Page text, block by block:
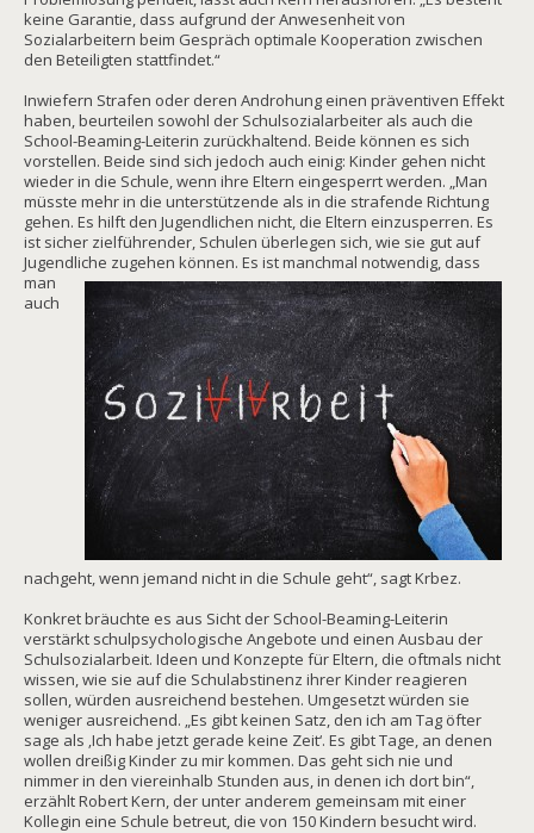
keine Garantie, dass aufgrund der Anwesenheit von
Sozialarbeitern beim Gespräch optimale Kooperation zwischen
den Beteiligten stattfindet.“
Inwiefern Strafen oder deren Androhung einen präventiven Effekt
haben, beurteilen sowohl der Schulsozialarbeiter als auch die
School-Beaming-Leiterin zurückhaltend. Beide können es sich
vorstellen. Beide sind sich jedoch auch einig: Kinder gehen nicht
wieder in die Schule, wenn ihre Eltern eingesperrt werden. „Man
müsste mehr in die unterstützende als in die strafende Richtung
gehen. Es hilft den Jugendlichen nicht, die Eltern einzusperren. Es
ist sicher zielführender, Schulen überlegen sich, wie sie gut auf
Jugendliche zugehen können. Es ist manchmal notwendig, dass
man
auch
nachgeht, wenn jemand nicht in die Schule geht“, sagt Krbez.
Konkret bräuchte es aus Sicht der School-Beaming-Leiterin
verstärkt schulpsychologische Angebote und einen Ausbau der
Schulsozialarbeit. Ideen und Konzepte für Eltern, die oftmals nicht
wissen, wie sie auf die Schulabstinenz ihrer Kinder reagieren
sollen, würden ausreichend bestehen. Umgesetzt würden sie
weniger ausreichend. „Es gibt keinen Satz, den ich am Tag öfter
sage als ‚Ich habe jetzt gerade keine Zeit‘. Es gibt Tage, an denen
wollen dreißig Kinder zu mir kommen. Das geht sich nie und
nimmer in den viereinhalb Stunden aus, in denen ich dort bin“,
erzählt Robert Kern, der unter anderem gemeinsam mit einer
Kollegin eine Schule betreut, die von 150 Kindern besucht wird.